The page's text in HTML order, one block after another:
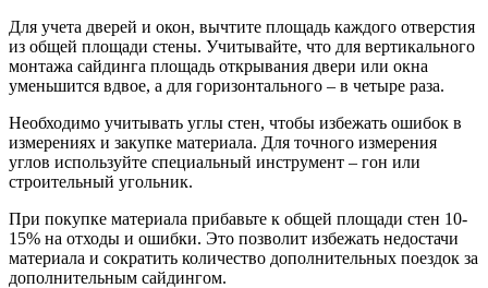
Для учета дверей и окон, вычтите площадь каждого отверстия
из общей площади стены. Учитывайте, что для вертикального
монтажа сайдинга площадь открывания двери или окна
уменьшится вдвое, а для горизонтального – в четыре раза.
Необходимо учитывать углы стен, чтобы избежать ошибок в
измерениях и закупке материала. Для точного измерения
углов используйте специальный инструмент – гон или
строительный угольник.
При покупке материала прибавьте к общей площади стен 10-
15% на отходы и ошибки. Это позволит избежать недостачи
материала и сократить количество дополнительных поездок за
дополнительным сайдингом.